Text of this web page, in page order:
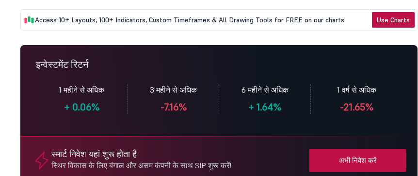
Access 10+ Layouts, 100+ Indicators, Custom Timeframes & All Drawing Tools for FREE on our charts. Use Charts
इन्वेस्टमेंट रिटर्न
1 महीने से अधिक
+0.06%
3 महीने से अधिक
-7.16%
6 महीने से अधिक
+ 1.64%
1 वर्ष से अधिक
-21.65%
स्मार्ट निवेश यहां शुरू होता है
स्थिर विकास के लिए बंगाल और असम कंपनी के साथ SIP शुरू करें!
अभी निवेश करें